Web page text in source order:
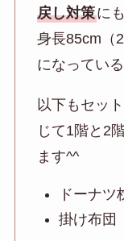
戻し対策に
身長85cm（
になってい
以下もセッ
じて1階と2
ます^^
ドーナツ
掛け布団